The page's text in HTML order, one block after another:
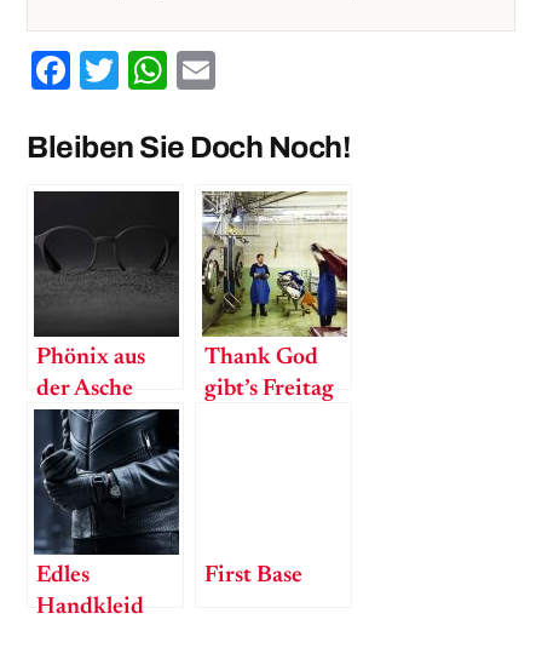
Facebook
TwitterWhatsApp
Bleiben Sie Doch Noch!
Phönix aus
der Asche
Thank God
gibt’s Freitag
Edles
Handkleid
First Base